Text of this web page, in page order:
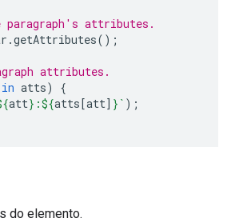
attributes.
.getAttributes();
attributes.
in atts)
{
att} :${atts[att] } ` );
do elemento.